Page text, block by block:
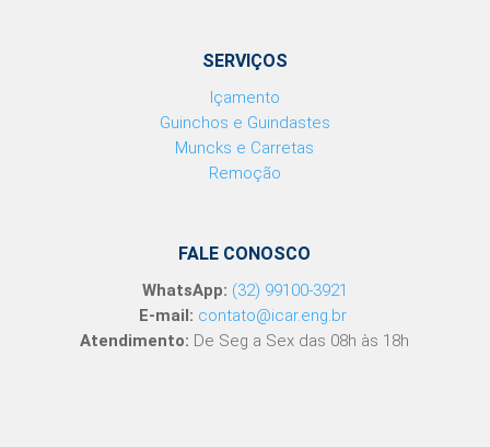
SERVIÇOS
Içamento
Guinchos e Guindastes
Muncks e Carretas
Remoção
FALE CONOSCO
WhatsApp: (32) 99100-3921
E-mail: contato@icar.eng.br
Atendimento: De Seg a Sex das 08h às 18h